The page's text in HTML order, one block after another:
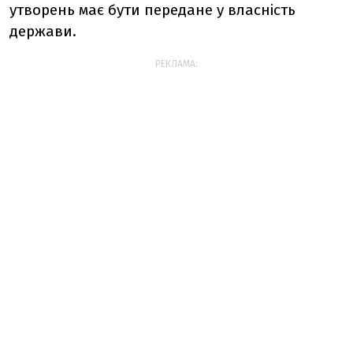
утворень має бути передане у власність
держави.
РЕКЛАМА: